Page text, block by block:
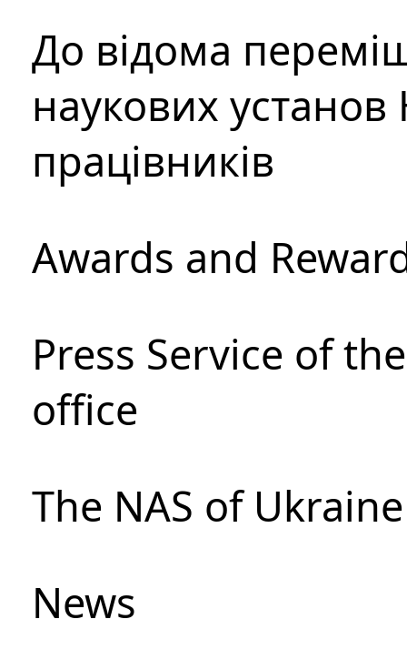
До відома
наукових установ
працівників
Awards and
Press Service of
office
The NAS of
News